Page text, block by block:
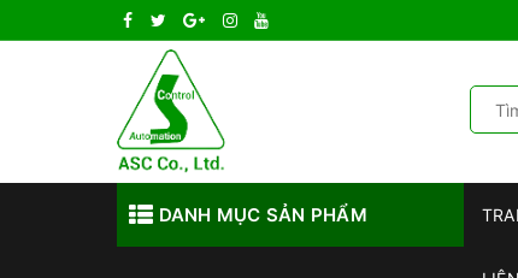
DANH MỤC SẢN PHẨM